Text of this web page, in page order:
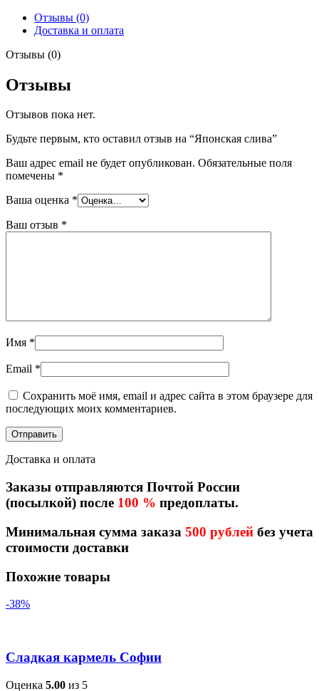
Отзывы (0)
Доставка и оплата
Отзывы (0)
Отзывы
Отзывов пока нет.
Будьте первым, кто оставил отзыв на “Японская слива”
Ваш адрес email не будет опубликован. Обязательные поля
помечены *
Ваша оценка *
Ваш отзыв *
Имя *
Email *
Сохранить моё имя, email и адрес сайта в этом браузере для
последующих моих комментариев.
Доставка и оплата
Заказы отправляются Почтой России
(посылкой) после 100 % предоплаты.
Минимальная сумма заказа 500 рублей без учета
стоимости доставки
Похожие товары
-38%
Сладкая кармель Софии
Оценка 5.00 из 5